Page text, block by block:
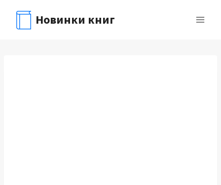
содержимому
Новинки книг